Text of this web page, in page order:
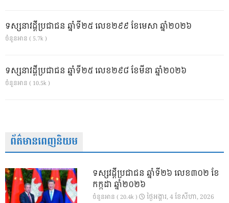
ទស្សនាវដ្ដីប្រជាជន ឆ្នាំទី២៥ លេខ២៩៩ ខែមេសា ឆ្នាំ២០២៦
ចំនួនអាន ( 5.7k )
ទស្សនាវដ្ដីប្រជាជន ឆ្នាំទី២៥ លេខ២៩៨ ខែមីនា ឆ្នាំ២០២៦
ចំនួនអាន ( 10.5k )
ព័ត៌មានពេញនិយម
ទស្សវដ្តីប្រជាជន ឆ្នាំទី២៦ លេខ៣០២ ខែ
កក្កដា ឆ្នាំ២០២៦
ចំនួនអាន ( 20.4k ) ថ្ងៃ​អង្គារ, 4 ខែ​សីហា, 2026